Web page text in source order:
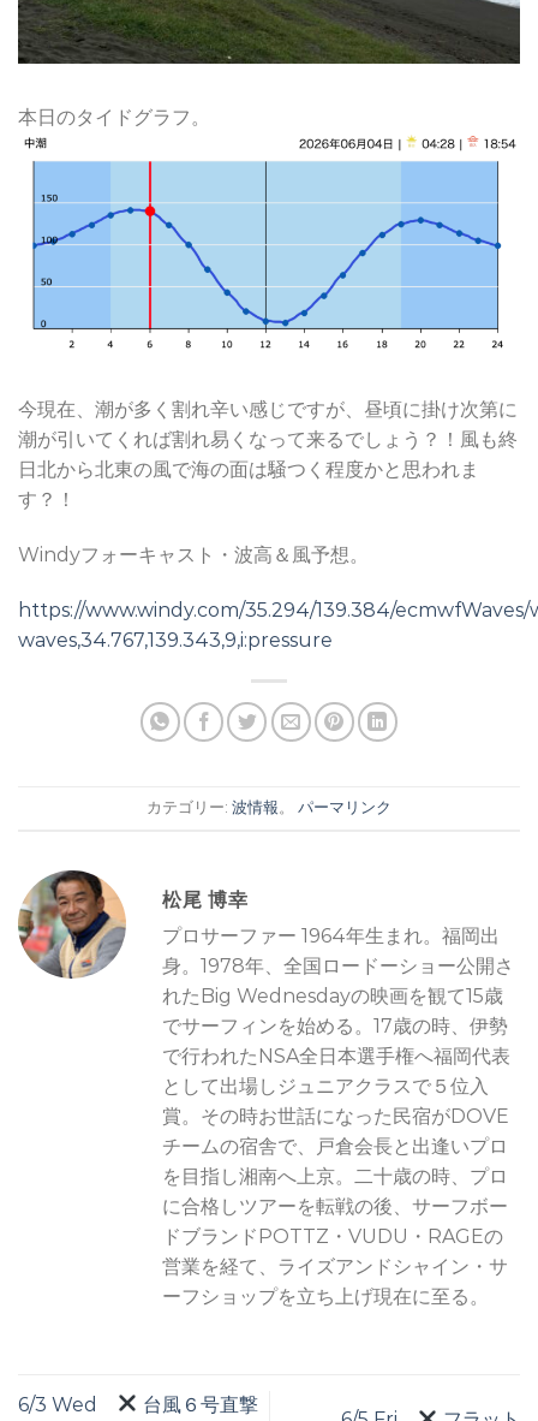
本日のタイドグラフ。
今現在、潮が多く割れ辛い感じですが、昼頃に掛け次第に
潮が引いてくれば割れ易くなって来るでしょう？！風も終
日北から北東の風で海の面は騒つく程度かと思われま
す？！
Windyフォーキャスト・波高＆風予想。
https://www.windy.com/35.294/139.384/ecmwfWaves/
waves,34.767,139.343,9,i:pressure
カテゴリー: 波情報 。 パーマリンク
松尾 博幸
プロサーファー 1964年生まれ。福岡出
身。1978年、全国ロードーショー公開さ
れたBig Wednesdayの映画を観て15歳
でサーフィンを始める。17歳の時、伊勢
で行われたNSA全日本選手権へ福岡代表
として出場しジュニアクラスで５位入
賞。その時お世話になった民宿がDOVE
チームの宿舎で、戸倉会長と出逢いプロ
を目指し湘南へ上京。二十歳の時、プロ
に合格しツアーを転戦の後、サーフボー
ドブランドPOTTZ・VUDU・RAGEの
営業を経て、ライズアンドシャイン・サ
ーフショップを立ち上げ現在に至る。
6/3 Wed
台風６号直撃